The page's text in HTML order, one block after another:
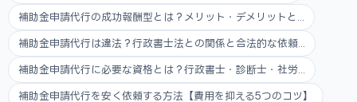
補助金申請代行の成功報酬型とは？メリット・デメリットと...
補助金申請代行は違法？行政書士法との関係と合法的な依頼...
補助金申請代行に必要な資格とは？行政書士・診断士・社労...
補助金申請代行を安く依頼する方法【費用を抑える5つのコツ】